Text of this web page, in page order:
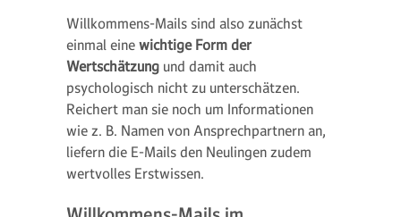
Willkommens-Mails sind also zunächst
einmal eine wichtige Form der
Wertschätzung und damit auch
psychologisch nicht zu unterschätzen.
Reichert man sie noch um Informationen
wie z. B. Namen von Ansprechpartnern an,
liefern die E-Mails den Neulingen zudem
wertvolles Erstwissen.